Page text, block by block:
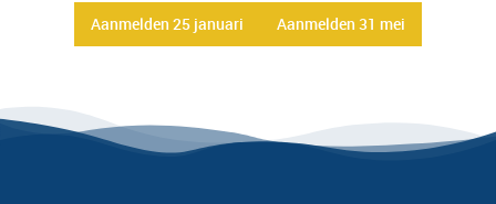
Aanmelden 25 januari Aanmelden 31 mei